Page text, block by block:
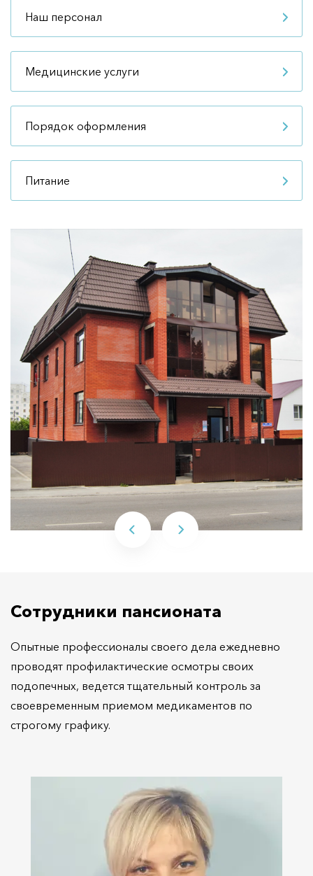
Наш персонал
Медицинские услуги
Порядок оформления
Питание
Сотрудники пансионата
Опытные профессионалы своего дела ежедневно
проводят профилактические осмотры своих
подопечных, ведется тщательный контроль за
своевременным приемом медикаментов по
строгому графику.